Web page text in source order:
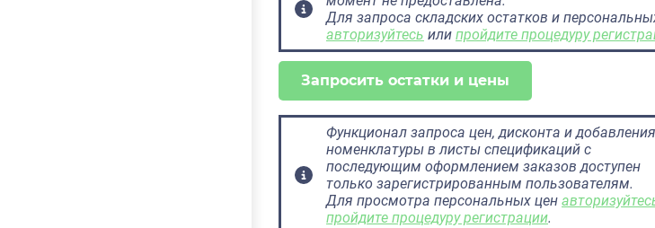
Для запроса складских остатков и
авторизуйтесь или пройдите процедуру
Запросить остатки и цены
Функционал запроса цен, дисконта и добавления
номенклатуры в листы спецификаций с
последующим оформлением заказов доступен
только зарегистрированным пользователям.
Для просмотра персональных цен
пройдите процедуру регистрации.